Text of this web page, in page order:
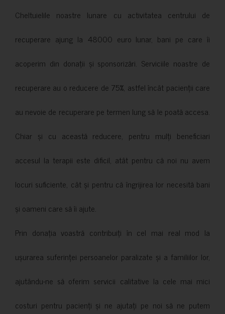
Cheltuielile noastre lunare cu activitatea centrului de
recuperare ajung la 48000 euro lunar, bani pe care îi
acoperim din donații și sponsorizări. Serviciile noastre de
recuperare au o reducere de 75%, astfel încât pacienții care
au nevoie de recuperare pe termen lung să le poată accesa.
Chiar și cu această reducere, pentru mulți beneficiari
accesul la terapii este dificil, atât pentru că noi nu avem
locuri suficiente, cât și pentru că îngrijirea lor necesită bani
și oameni care să îi ajute.
Prin donația voastră contribuiți în cel mai real mod la
ușurarea suferinței persoanelor paralizate și a familiilor lor,
ajutându-ne să oferim servicii calitative la cele mai mici
costuri pentru pacienți și ne ajutați pe noi să ne putem